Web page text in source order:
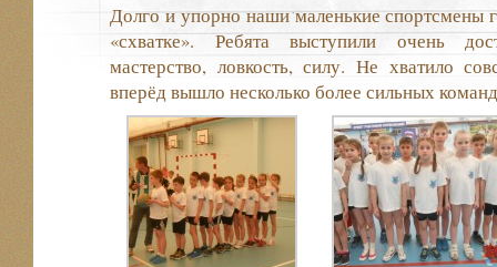
Долго и упорно наши маленькие спортсмены
«схватке». Ребята выступили очень
мастерство, ловкость, силу. Не хватило
вперёд вышло несколько более сильных